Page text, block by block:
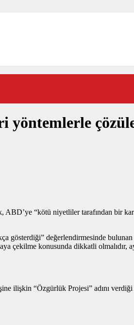
yöntemlerle
ABD’ye “kötü niyetliler tarafından bir
gösterdiği” değerlendirmesinde bulunan
çekilme konusunda dikkatli olmalıdır,
ilişkin “Özgürlük Projesi” adını